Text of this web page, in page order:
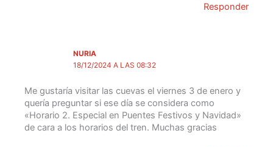
Responder
NURIA
18/12/2024 A LAS 08:32
Me gustaría visitar las cuevas el viernes 3 de enero y
quería preguntar si ese día se considera como
«Horario 2. Especial en Puentes Festivos y Navidad»
de cara a los horarios del tren. Muchas gracias